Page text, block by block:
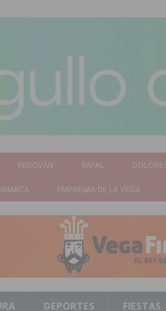
REDOVÁN RAFAL
EMPRESAS DE LA VEGA
DEPORTES FIESTAS